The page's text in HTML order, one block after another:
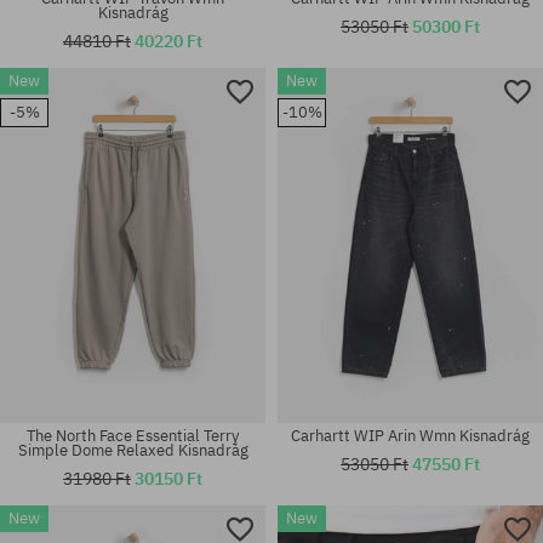
Elérhető méretek:
30; 31; 32; 33; 34; 36
Elérhető méretek:
M; L; XL
Elérhető méretek:
Kisnadrág
44810 Ft40220 Ft
Elérhető méretek:
53050 Ft 50300 Ft
New
-5%
The North Face Essential Terry
Simple Dome Relaxed Kisnadrág
31980 Ft30150 Ft
New
-10%
Carhartt WIP Arin Wmn Kisnadrág
53050 Ft47550 Ft
New New